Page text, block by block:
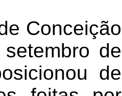
Conceição
de
de